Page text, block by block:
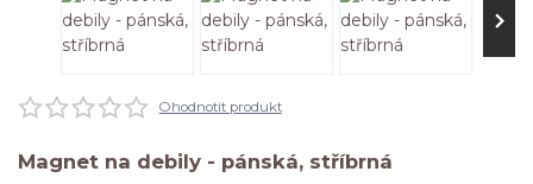
Ohodnotit produkt
Magnet na debily - pánská, stříbrná